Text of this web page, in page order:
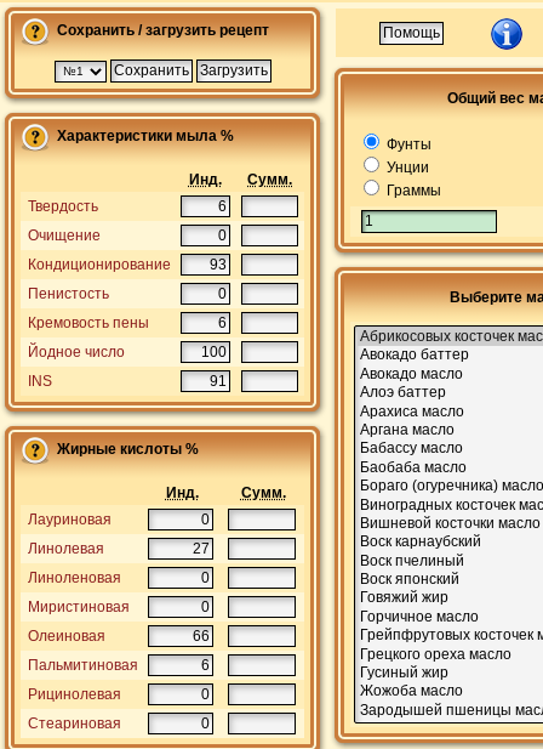
Сохранить / загрузить рецепт
Характеристики мыла %
Инд.
Сумм.
Твердость
Очищение
Кондиционирование
Пенистость
Кремовость пены
Йодное число
INS
Жирные кислоты %
Инд.
Сумм.
Лауриновая
Линолевая
Линоленовая
Миристиновая
Олеиновая
Пальмитиновая
Рицинолевая
Стеариновая
Общий вес
Фунты
Унции
Граммы
Выберите